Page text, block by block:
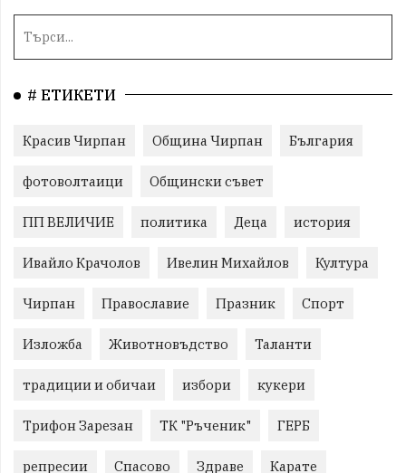
# ЕТИКЕТИ
Красив Чирпан Община Чирпан България
фотоволтаици Общински съвет
ПП ВЕЛИЧИЕ политика Деца история
Ивайло Крачолов Ивелин Михайлов Култура
Чирпан Православие Празник Спорт
Изложба Животновъдство Таланти
традиции и обичаи избори кукери
Трифон Зарезан ТК "Ръченик" ГЕРБ
репресии Спасово Здраве Карате